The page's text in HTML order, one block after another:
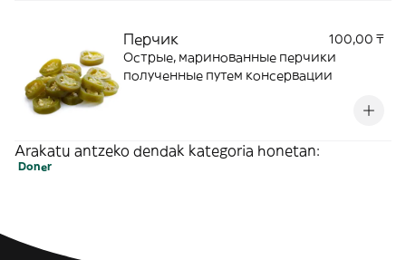
Перчик
100,00 ₸
Острые, маринованные перчики
полученные путем консервации
Arakatu antzeko dendak kategoria honetan:
Doner